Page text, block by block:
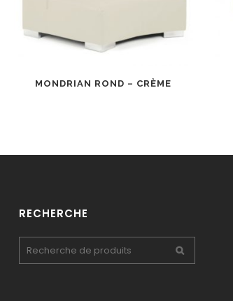
MONDRIAN ROND – CRÈME
RECHERCHE